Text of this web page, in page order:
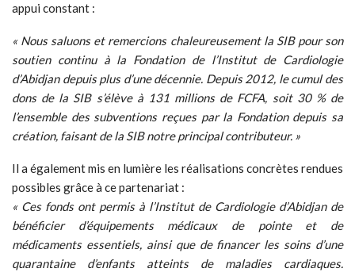
appui constant :
« Nous saluons et remercions chaleureusement la SIB pour son
soutien continu à la Fondation de l’Institut de Cardiologie
d’Abidjan depuis plus d’une décennie. Depuis 2012, le cumul des
dons de la SIB s’élève à 131 millions de FCFA, soit 30 % de
l’ensemble des subventions reçues par la Fondation depuis sa
création, faisant de la SIB notre principal contributeur. »
Il a également mis en lumière les réalisations concrètes rendues
possibles grâce à ce partenariat :
« Ces fonds ont permis à l’Institut de Cardiologie d’Abidjan de
bénéficier d’équipements médicaux de pointe et de
médicaments essentiels, ainsi que de financer les soins d’une
quarantaine d’enfants atteints de maladies cardiaques.